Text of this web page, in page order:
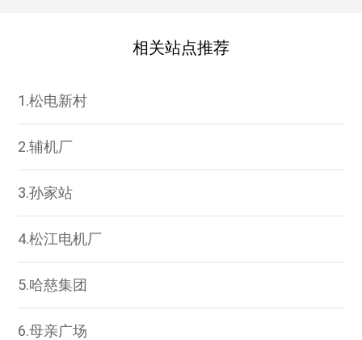
相关站点推荐
1.松电新村
2.辅机厂
3.孙家站
4.松江电机厂
5.哈慈集团
6.母亲广场